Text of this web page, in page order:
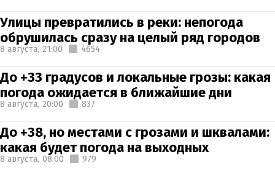
Улицы превратились в реки: непогода
обрушилась сразу на целый ряд городов
8 августа, 21:00 4654
До +33 градусов и локальные грозы: какая
погода ожидается в ближайшие дни
8 августа, 20:00 837
До +38, но местами с грозами и шквалами:
какая будет погода на выходных
8 августа, 08:00 979